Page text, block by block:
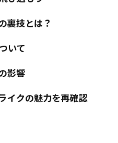
裏技とは？
いて
影響
イクの魅力を再確認